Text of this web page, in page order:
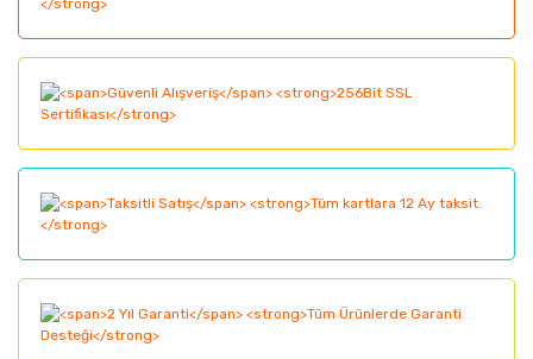
Ürün resmi kalitesiz, bozuk veya görüntülenemiyor.
Ürün açıklamasında eksik bilgiler bulunuyor.
Bu ürüne benzer farklı alternatifler olmalı.